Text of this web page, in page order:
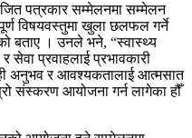
पत्रकार सम्मेलनमा सम्मेलन
विषयवस्तुमा खुला छलफल गर्ने
बताए । उनले भने, “स्वास्थ्य
प्रवाहलाई प्रभावकारी
अनुभव र आवश्यकतालाई आत्मसात
संस्करण आयोजना गर्न लागेका हौँ